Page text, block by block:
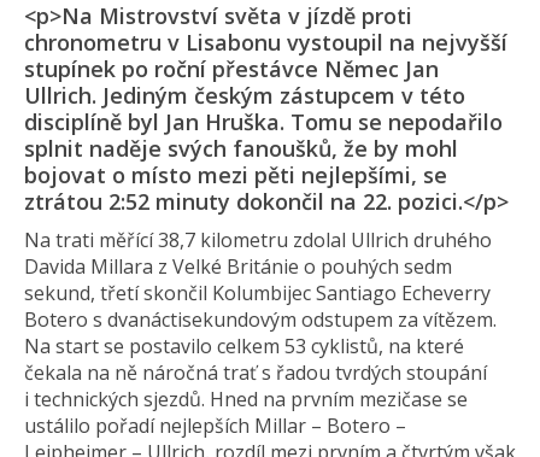
<p>Na Mistrovství světa v jízdě proti
chronometru v Lisabonu vystoupil na nejvyšší
stupínek po roční přestávce Němec Jan
Ullrich. Jediným českým zástupcem v této
disciplíně byl Jan Hruška. Tomu se nepodařilo
splnit naděje svých fanoušků, že by mohl
bojovat o místo mezi pěti nejlepšími, se
ztrátou 2:52 minuty dokončil na 22. pozici.</p>
Na trati měřící 38,7 kilometru zdolal Ullrich druhého
Davida Millara z Velké Británie o pouhých sedm
sekund, třetí skončil Kolumbijec Santiago Echeverry
Botero s dvanáctisekun­dovým odstupem za vítězem.
Na start se postavilo celkem 53 cyklistů, na které
čekala na ně náročná trať s řadou tvrdých stoupání
i technických sjezdů. Hned na prvním mezičase se
ustálilo pořadí nejlepších Millar – Botero –